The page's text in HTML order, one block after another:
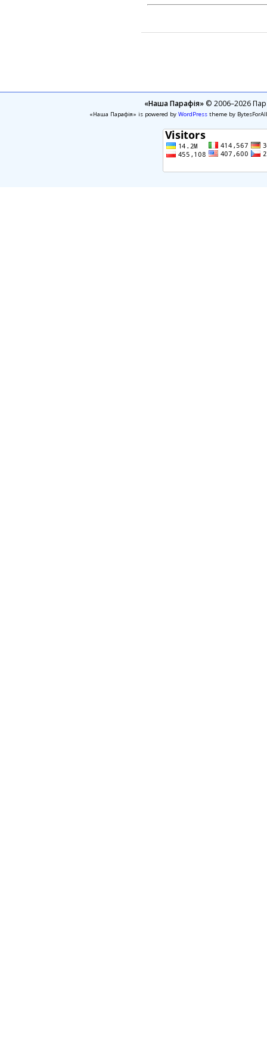
«Наша Парафія»© 2006–2026
«Наша Парафія» is powered by WordPresstheme by